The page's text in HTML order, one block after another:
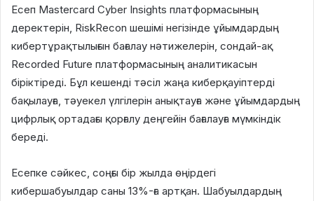
Есеп Mastercard Cyber Insights платформасының
деректерін, RiskRecon шешімі негізінде ұйымдардың
кибертұрақтылығын бағалау нәтижелерін, сондай-ақ
Recorded Future платформасының аналитикасын
біріктіреді. Бұл кешенді тәсіл жаңа киберқауіптерді
бақылауға, тәуекел үлгілерін анықтауға және ұйымдардың
цифрлық ортадағы қорғалу деңгейін бағалауға мүмкіндік
береді.
Есепке сәйкес, соңғы бір жылда өңірдегі
кибершабуылдар саны 13%-ға артқан. Шабуылдардың